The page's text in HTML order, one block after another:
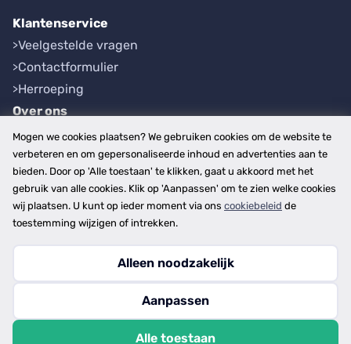
Klantenservice
Veelgestelde vragen
Contactformulier
Herroeping
Over ons
Bedrijfsgegevens
Werkwijze
Overzichten
Plaatsen
Provincies
Copyright © 2026
privacy- en cookiebeleid
Mogen we cookies plaatsen? We gebruiken cookies om de website te
verbeteren en om gepersonaliseerde inhoud en advertenties aan te
bieden. Door op 'Alle toestaan' te klikken, gaat u akkoord met het
gebruik van alle cookies. Klik op 'Aanpassen' om te zien welke cookies
wij plaatsen. U kunt op ieder moment via ons cookiebeleid de
toestemming wijzigen of intrekken.
Alleen noodzakelijk
Aanpassen
Alle toestaan